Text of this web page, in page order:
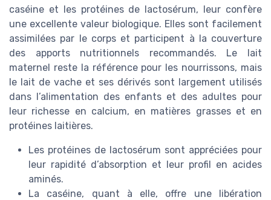
caséine et les protéines de lactosérum, leur confère
une excellente valeur biologique. Elles sont facilement
assimilées par le corps et participent à la couverture
des apports nutritionnels recommandés. Le lait
maternel reste la référence pour les nourrissons, mais
le lait de vache et ses dérivés sont largement utilisés
dans l’alimentation des enfants et des adultes pour
leur richesse en calcium, en matières grasses et en
protéines laitières.
Les protéines de lactosérum sont appréciées pour
leur rapidité d’absorption et leur profil en acides
aminés.
La caséine, quant à elle, offre une libération